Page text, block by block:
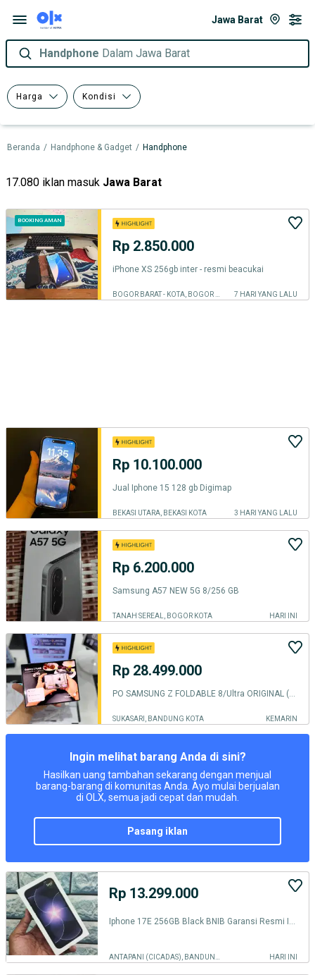
Jawa Barat
Handphone Dalam Jawa Barat
Harga Kondisi
Beranda / Handphone & Gadget / Handphone
17.080 iklan masuk Jawa Barat
BOOKING AMAN
Rp 2.850.000
iPhone XS 256gb inter - resmi beacukai
7 HARI YANG LALU
Rp 10.100.000
Jual Iphone 15 128 gb Digimap
BEKASI UTARA, BEKASI KOTA 3 HARI YANG LALU
Rp 6.200.000
Samsung A57 NEW 5G 8/256 GB
TANAH SEREAL, BOGOR KOTA HARI INI
Rp 28.499.000
SUKASARI, BANDUNG KOTA KEMARIN
Ingin melihat barang Anda di sini?
Hasilkan uang tambahan sekarang dengan menjual
barang-barang di komunitas Anda. Ayo mulai berjualan
di OLX, semua jadi cepat dan mudah.
pasang iklan
Rp 13.299.000
HARI INI